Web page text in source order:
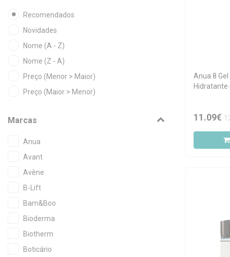
Recomendados
Novidades
Nome (A - Z)
Nome (Z - A)
Preço (Menor > Maior)
Preço (Maior > Menor)
Marcas
Anua
Avant
Avène
B-Lift
Bam&Boo
Bioderma
Biotherm
Boticário
Anua 8
Hidratante
11.09€